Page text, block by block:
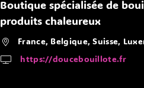
Boutique spécialisée de
produits chaleureux
France, Belgique, Suisse,
https://doucebouillote.fr